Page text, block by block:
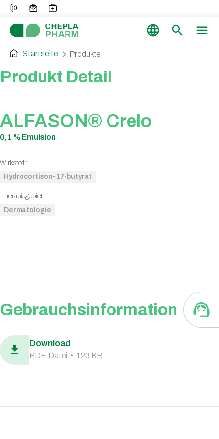
language search menu
Startseite chevron_right Produkte
support_agent
Produkt Detail
ALFASON® Crelo
0,1 % Emulsion
Wirkstoff :
Hydrocortison-17-butyrat
Therapiegebiet :
Dermatologie
Gebrauchsinformation
download
Download
PDF-Datei • 123 KB